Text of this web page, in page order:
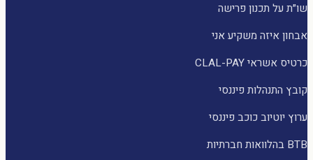
שו״ת על תכנון פרישה
אבחון איזה משקיע אני
כרטיס אשראי CLAL-PAY
קובץ התנהלות פיננסי
ערוץ יוטיוב כוכב פיננסי
BTB בהלוואות חברתיות